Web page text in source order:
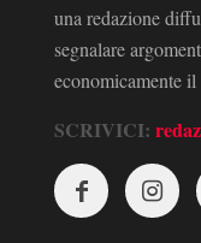
una redazione
segnalare
economicamente
SCRIVICI: